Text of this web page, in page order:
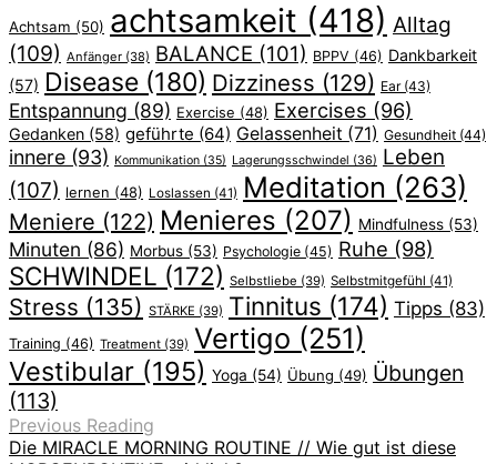
Achtsam (50) achtsamkeit (418) Alltag
(109) Anfänger (38) BALANCE (101) BPPV (46) Dankbarkeit
(57) Disease (180) Dizziness (129) Ear(43)
Entspannung (89) Exercise (48) Exercises (96)
Gedanken (58) geführte (64) Gelassenheit (71) Gesundheit (44)
innere (93) Kommunikation (35) Lagerungsschwindel (36) Leben
(107) lernen (48) Loslassen (41) Meditation (263)
Meniere (122) Menieres (207) Mindfulness (53)
Minuten (86) Morbus (53) Psychologie (45) Ruhe (98)
SCHWINDEL (172) Selbstliebe (39) Selbstmitgefühl (41)
Stress (135) STÄRKE (39) Tinnitus (174) Tipps (83)
Training (46) Treatment (39) Vertigo (251)
Vestibular (195) Yoga (54) Übung (49) Übungen
(113)
Previous Reading
Die MIRACLE MORNING ROUTINE // Wie gut ist diese